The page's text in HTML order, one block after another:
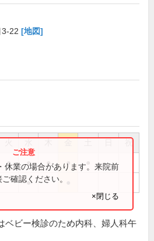
3-22 [地図]
祝
● ● ● ●
●
休業の場合があります。来院前
確認ください。
×閉じる
ベビー検診のため内科、婦人科午